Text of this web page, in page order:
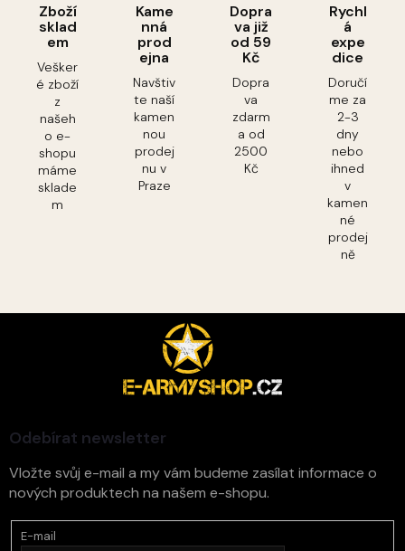
Zboží
sklad
em
Vešker
é zboží
z
našeh
o e-
shopu
máme
sklade
m
Kame
nná
prod
ejna
Navštiv
te naší
kamen
nou
prodej
nu v
Praze
Dopra
va již
od 59
Kč
Dopra
va
zdarm
a od
2500
Kč
Rychl
á
expe
dice
Doručí
me za
2-3
dny
nebo
ihned
v
kamen
né
prodej
ně
Odebírat newsletter
Vložte svůj e-mail a my vám budeme zasílat informace o
nových produktech na našem e-shopu.
E-mail